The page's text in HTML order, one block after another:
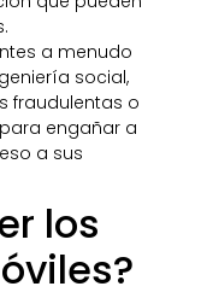
a menudo
social,
fraudulentas o
engañar a
a sus
los